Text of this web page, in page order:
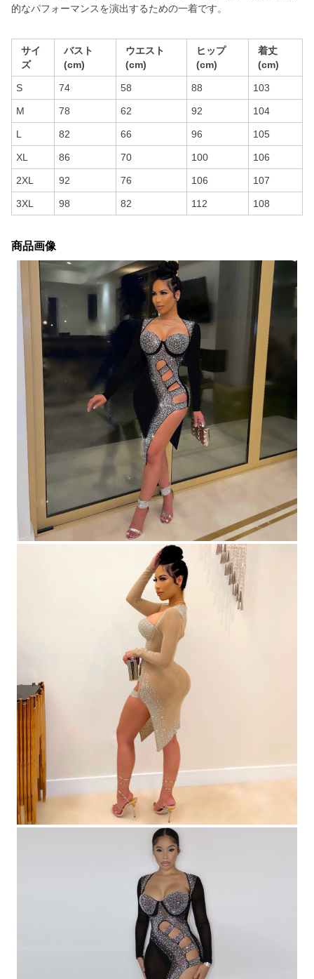
的なパフォーマンスを演出するための一着です。
サイ
ズ
バスト
(cm)
ウエスト
(cm)
ヒップ
(cm)
着丈
(cm)
S 74 58 88 103
M 78 62 92 104
L 82 66 96 105
XL 86 70 100 106
2XL 92 76 106 107
3XL 98 82 112 108
商品画像